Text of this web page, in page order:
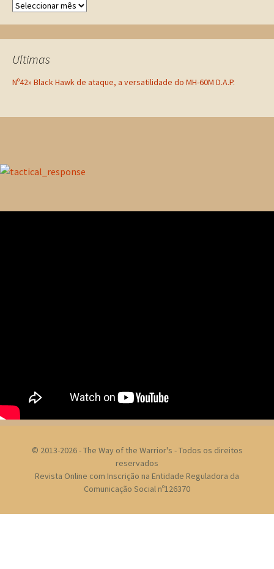
Ultimas
Nº42» Black Hawk de ataque, a versatilidade do MH-60M D.A.P.
© 2013-2026 - The Way of the Warrior's - Todos os direitos
reservados
Revista Online com Inscrição na Entidade Reguladora da
Comunicação Social nº126370